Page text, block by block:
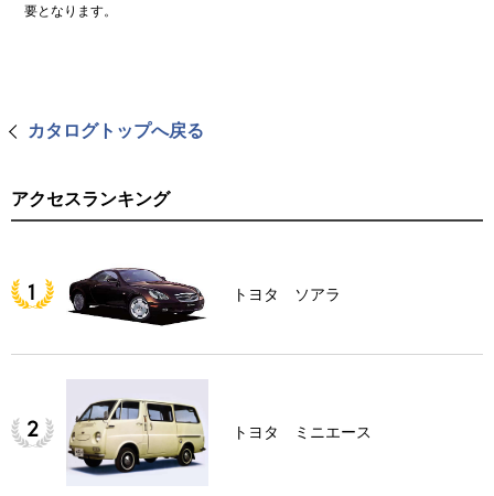
要となります。
カタログトップへ戻る
アクセスランキング
トヨタ ソアラ
トヨタ ミニエース